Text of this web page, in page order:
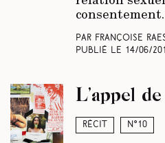
consentement.
Par Françoise
Publié le
14/06/
Récit N°10
L’appel